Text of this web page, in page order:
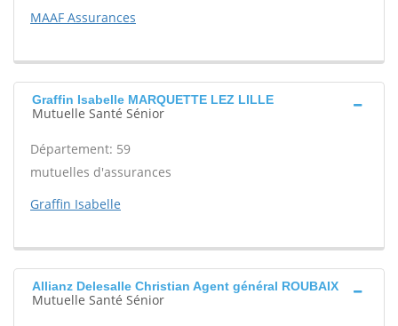
MAAF Assurances
Graffin Isabelle MARQUETTE LEZ LILLE
Mutuelle Santé Sénior
Département: 59
mutuelles d'assurances
Graffin Isabelle
Allianz Delesalle Christian Agent général ROUBAIX
Mutuelle Santé Sénior